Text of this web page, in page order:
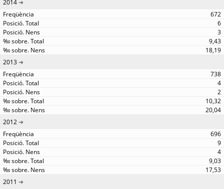
2014
672
6
3
9,43
18,19
2013
738
4
2
10,32
20,04
2012
696
9
4
9,03
17,53
2011